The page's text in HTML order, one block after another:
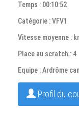
Temps : 00:10:52
Catégorie : VFV1
Vitesse moyenne :
Place au scratch : 4
Equipe : Ardrôme
Profil du